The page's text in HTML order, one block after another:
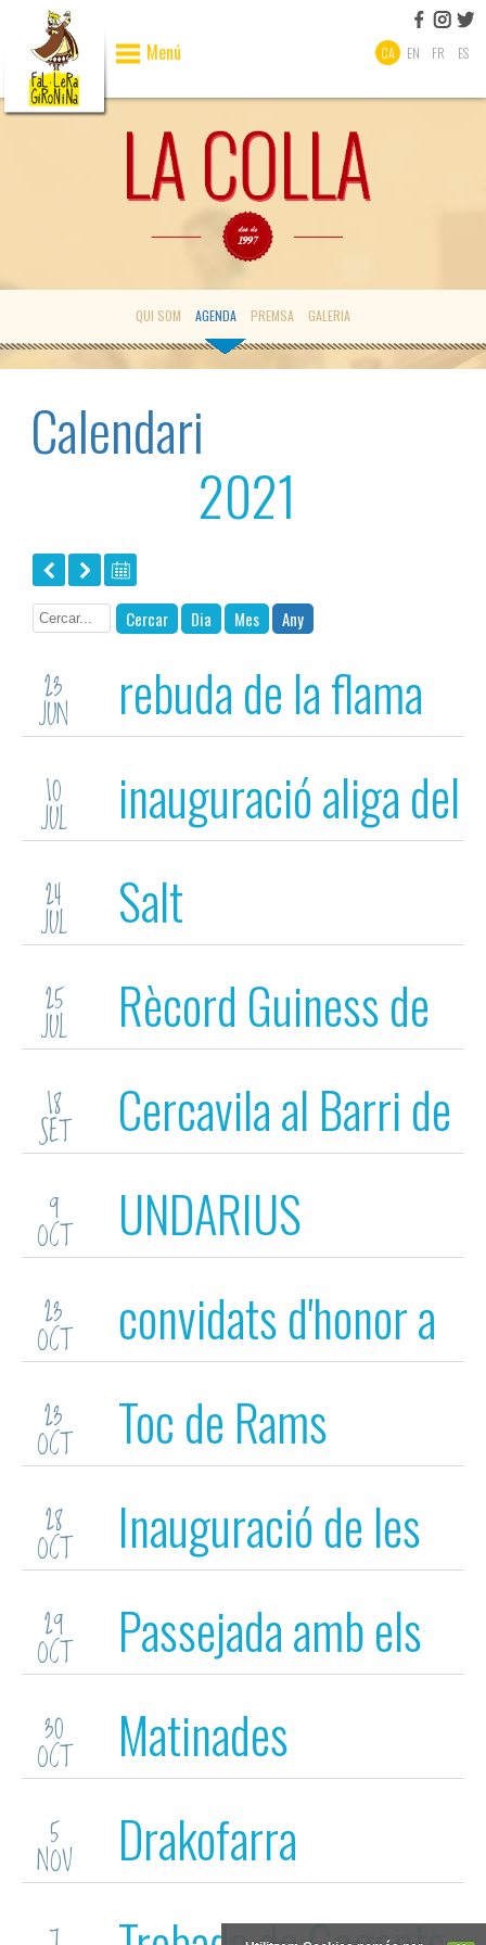
CA EN FR ES
Menú
QUI SOM AGENDA PREMSA GALERIA
Calendari
2021
Cercar Dia Mes Any
23
JUN
rebuda de la flama
del Canigó
10
JUL
inauguració aliga del
barri de Gràcia de
Sabadell
24
JUL Salt
25
JUL
Rècord Guiness de
Ball de Bastons
18
SET
Cercavila al Barri de
la Devesa
9
OCT UNDARIUS
23
OCT
convidats d'honor a
Santa Maria del Mar
(Barna)
23
OCT Toc de Rams
28
OCT
Inauguració de les
Fires de Girona
29
OCT
Passejada amb els
Capgrossos de
Girona
30
OCT Matinades
5
NOV Drakofarra